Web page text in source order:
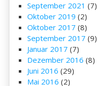
September 2021 (7)
Oktober 2019 (2)
Oktober 2017 (8)
September 2017 (9)
Januar 2017 (7)
Dezember 2016 (8)
Juni 2016 (29)
Mai 2016 (2)